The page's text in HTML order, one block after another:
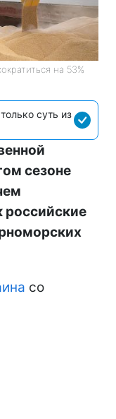
на 53%
суть из
сезоне
российские
со